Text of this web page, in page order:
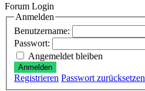
Forum Login
Anmelden
Benutzername:
Passwort:
Angemeldet bleiben
Anmelden
Registrieren Passwort zurücksetzen